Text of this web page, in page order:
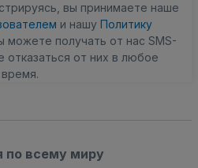
вы принимаете наше
и нашу Политику
можете получать от нас SMS-
от них в любое
время.
всему миру